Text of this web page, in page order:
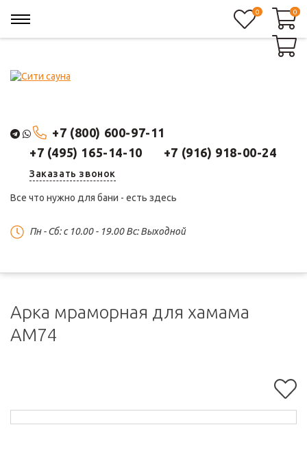
+7 (800) 600-97-11
+7 (495) 165-14-10
+7 (916) 918-00-24
Заказать звонок
Все что нужно для бани - есть здесь
Пн - Сб: c 10.00 - 19.00 Вс: Выходной
0 0
0
Арка мраморная для хамама
АМ74